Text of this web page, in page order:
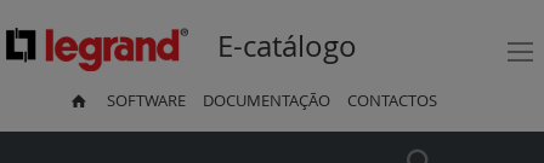
E-catálogo
SOFTWARE DOCUMENTAÇÃO CONTACTOS